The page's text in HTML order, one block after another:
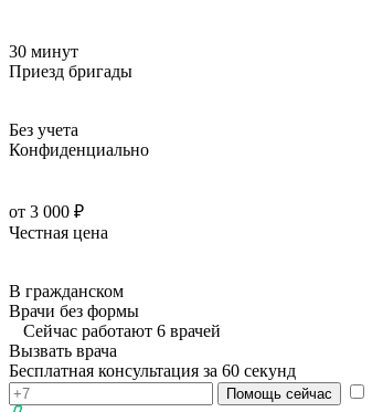
30 минут
Приезд бригады
Без учета
Конфиденциально
от 3 000 ₽
Честная цена
В гражданском
Врачи без формы
Сейчас работают 6 врачей
Вызвать врача
Бесплатная консультация за 60 секунд
Помощь сейчас